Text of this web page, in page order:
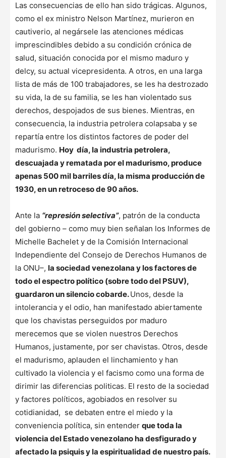
Las consecuencias de ello han sido trágicas. Algunos,
como el ex ministro Nelson Martínez, murieron en
cautiverio, al negársele las atenciones médicas
imprescindibles debido a su condición crónica de
salud, situación conocida por el mismo maduro y
delcy, su actual vicepresidenta. A otros, en una larga
lista de más de 100 trabajadores, se les ha destrozado
su vida, la de su familia, se les han violentado sus
derechos, despojados de sus bienes. Mientras, en
consecuencia, la industria petrolera colapsaba y se
repartía entre los distintos factores de poder del
madurismo. Hoy día, la industria petrolera,
descuajada y rematada por el madurismo, produce
apenas 500 mil barriles día, la misma producción de
1930, en un retroceso de 90 años.
Ante la “represión selectiva”, patrón de la conducta
del gobierno – como muy bien señalan los Informes de
Michelle Bachelet y de la Comisión Internacional
Independiente del Consejo de Derechos Humanos de
la ONU–, la sociedad venezolana y los factores de
todo el espectro político (sobre todo del PSUV),
guardaron un silencio cobarde.Unos, desde la
intolerancia y el odio, han manifestado abiertamente
que los chavistas perseguidos por maduro
merecemos que se violen nuestros Derechos
Humanos, justamente, por ser chavistas. Otros, desde
el madurismo, aplauden el linchamiento y han
cultivado la violencia y el facismo como una forma de
dirimir las diferencias politicas. El resto de la sociedad
y factores políticos, agobiados en resolver su
cotidianidad, se debaten entre el miedo y la
conveniencia política, sin entender que toda la
violencia del Estado venezolano ha desfigurado y
afectado la psiquis y la espiritualidad de nuestro país.